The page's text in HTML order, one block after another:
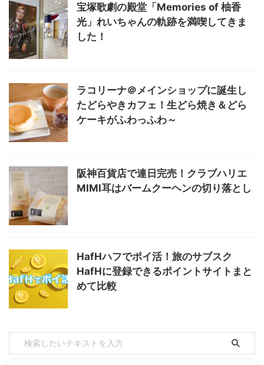
宝塚歌劇の殿堂「Memories of 柚香
光」れいちゃんの軌跡を満喫してきま
した！
ラコリーナ＠メインショップに誕生し
たどらやきカフェ！生どら焼き＆どら
ケーキがふわっふわ～
阪神百貨店で連日完売！クラブハリエ
MIMI耳はバームクーヘンの切り落とし
HafHハフでポイ活！旅のサブスク
HafHに登録できるポイントサイトまと
めて比較